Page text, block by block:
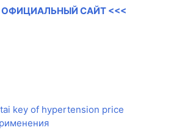
ОФИЦИАЛЬНЫЙ САЙТ <<<
key of hypertension price